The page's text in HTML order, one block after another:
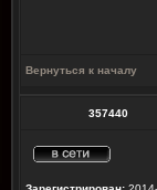
Вернуться к началу
357440